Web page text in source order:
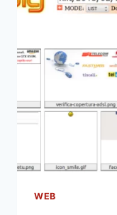
WEB